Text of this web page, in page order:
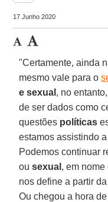
17 Junho 2020
"Certamente, ainda
mesmo vale para o
e sexual , no
de ser dados como
questões políticas
estamos assistindo
Podemos continuar
ousexual , em
nos define a partir
Ou chegou a hora